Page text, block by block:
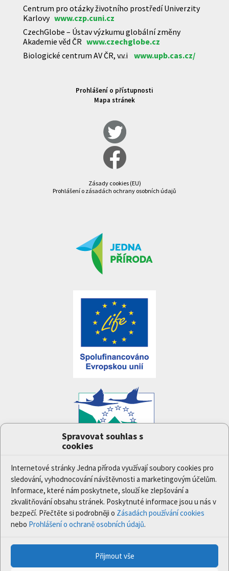
Spravovat souhlas s
cookies
Internetové stránky Jedna příroda využívají soubory cookies pro
sledování, vyhodnocování návštěvnosti a marketingovým účelům.
Informace, které nám poskytnete, slouží ke zlepšování a
zkvalitňování obsahu stránek. Poskytnuté informace jsou u nás v
bezpečí. Přečtěte si podrobněji o Zásadách používání cookies
nebo Prohlášení o ochraně osobních údajů.
Přijmout vše
Centrum pro otázky životního prostředí Univerzity
Karlovy www.czp.cuni.cz
CzechGlobe – Ústav výzkumu globální změny
Akademie věd ČR www.czechglobe.cz
Biologické centrum AV ČR, v.v.i www.upb.cas.cz/
Prohlášení o přístupnosti
Mapa stránek
Zásady cookies (EU)
Prohlášení o zásadách ochrany osobních údajů
LIFE17/IPE/CZ/000005) byl podpořen z finančního
nástroje Evropské unie LIFE.
Údaje a informace zveřejněné na těchto stránkách
vyjadřují názor či stanovisko pouze Ministerstva
životního prostředí a partnerů projektu. Evropská
komise není odpovědná za jakékoli použití informací
zveřejněných na těchto stránkách.